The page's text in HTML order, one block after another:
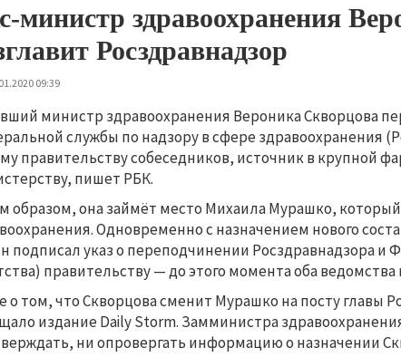
министр здравоохранения
Росздравнадзор
09:39
министр здравоохранения Вероника Скворцова
службы по надзору в сфере здравоохранения
правительству собеседников, источник в крупной
пишет РБК.
образом, она займёт место Михаила Мурашко,
Одновременно с назначением нового
подписал указ о переподчинении Росздравнадзора
правительству — до этого момента оба
о том, что Скворцова сменит Мурашко на посту главы
издание Daily Storm. Замминистра
ни опровергать информацию о назначении